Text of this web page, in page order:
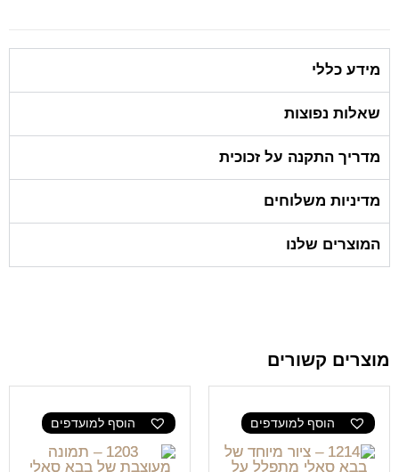
מידע כללי
שאלות נפוצות
מדריך התקנה על זכוכית
מדיניות משלוחים
המוצרים שלנו
מוצרים קשורים
הוסף למועדפים הוסף למועדפים